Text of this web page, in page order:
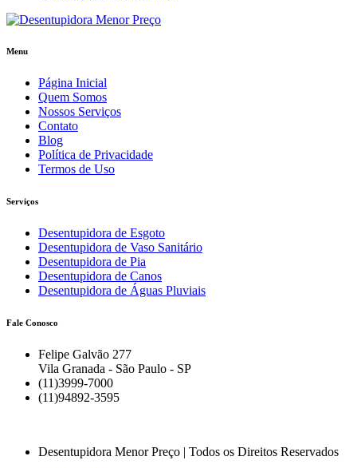
Menu
Página Inicial
Quem Somos
Nossos Serviços
Contato
Blog
Política de Privacidade
Termos de Uso
Serviços
Desentupidora de Esgoto
Desentupidora de Vaso Sanitário
Desentupidora de Pia
Desentupidora de Canos
Desentupidora de Águas Pluviais
Fale Conosco
Felipe Galvão 277
Vila Granada - São Paulo - SP
(11)3999-7000
(11)94892-3595
Desentupidora Menor Preço | Todos os Direitos Reservados